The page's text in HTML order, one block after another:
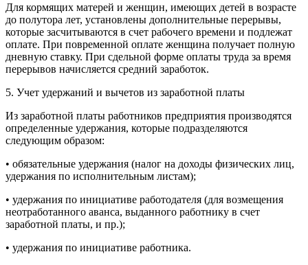
Для кормящих матерей и женщин, имеющих детей в возрасте
до полутора лет, установлены дополнительные перерывы,
которые засчитываются в счет рабочего времени и подлежат
оплате. При повременной оплате женщина получает полную
дневную ставку. При сдельной форме оплаты труда за время
перерывов начисляется средний заработок.
5. Учет удержаний и вычетов из заработной платы
Из заработной платы работников предприятия производятся
определенные удержания, которые подразделяются
следующим образом:
• обязательные удержания (налог на доходы физических лиц,
удержания по исполнительным листам);
• удержания по инициативе работодателя (для возмещения
неотработанного аванса, выданного работнику в счет
заработной платы, и пр.);
• удержания по инициативе работника.